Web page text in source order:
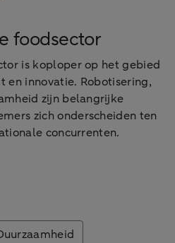
foodsector
is koploper op het gebied
en innovatie. Robotisering,
zijn belangrijke
zich onderscheiden ten
concurrenten.